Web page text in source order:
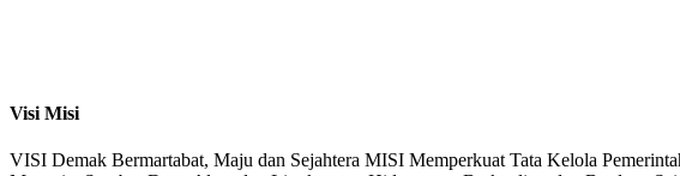
Visi Misi
VISI Demak Bermartabat, Maju dan Sejahtera MISI Memperkuat Tata Kelola